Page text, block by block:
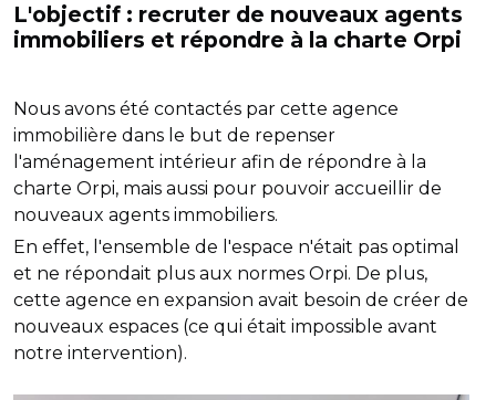
L'objectif : recruter de nouveaux agents
immobiliers et répondre à la charte Orpi
Nous avons été contactés par cette agence
immobilière dans le but de repenser
l'aménagement intérieur afin de répondre à la
charte Orpi, mais aussi pour pouvoir accueillir de
nouveaux agents immobiliers.
En effet, l'ensemble de l'espace n'était pas optimal
et ne répondait plus aux normes Orpi. De plus,
cette agence en expansion avait besoin de créer de
nouveaux espaces (ce qui était impossible avant
notre intervention).